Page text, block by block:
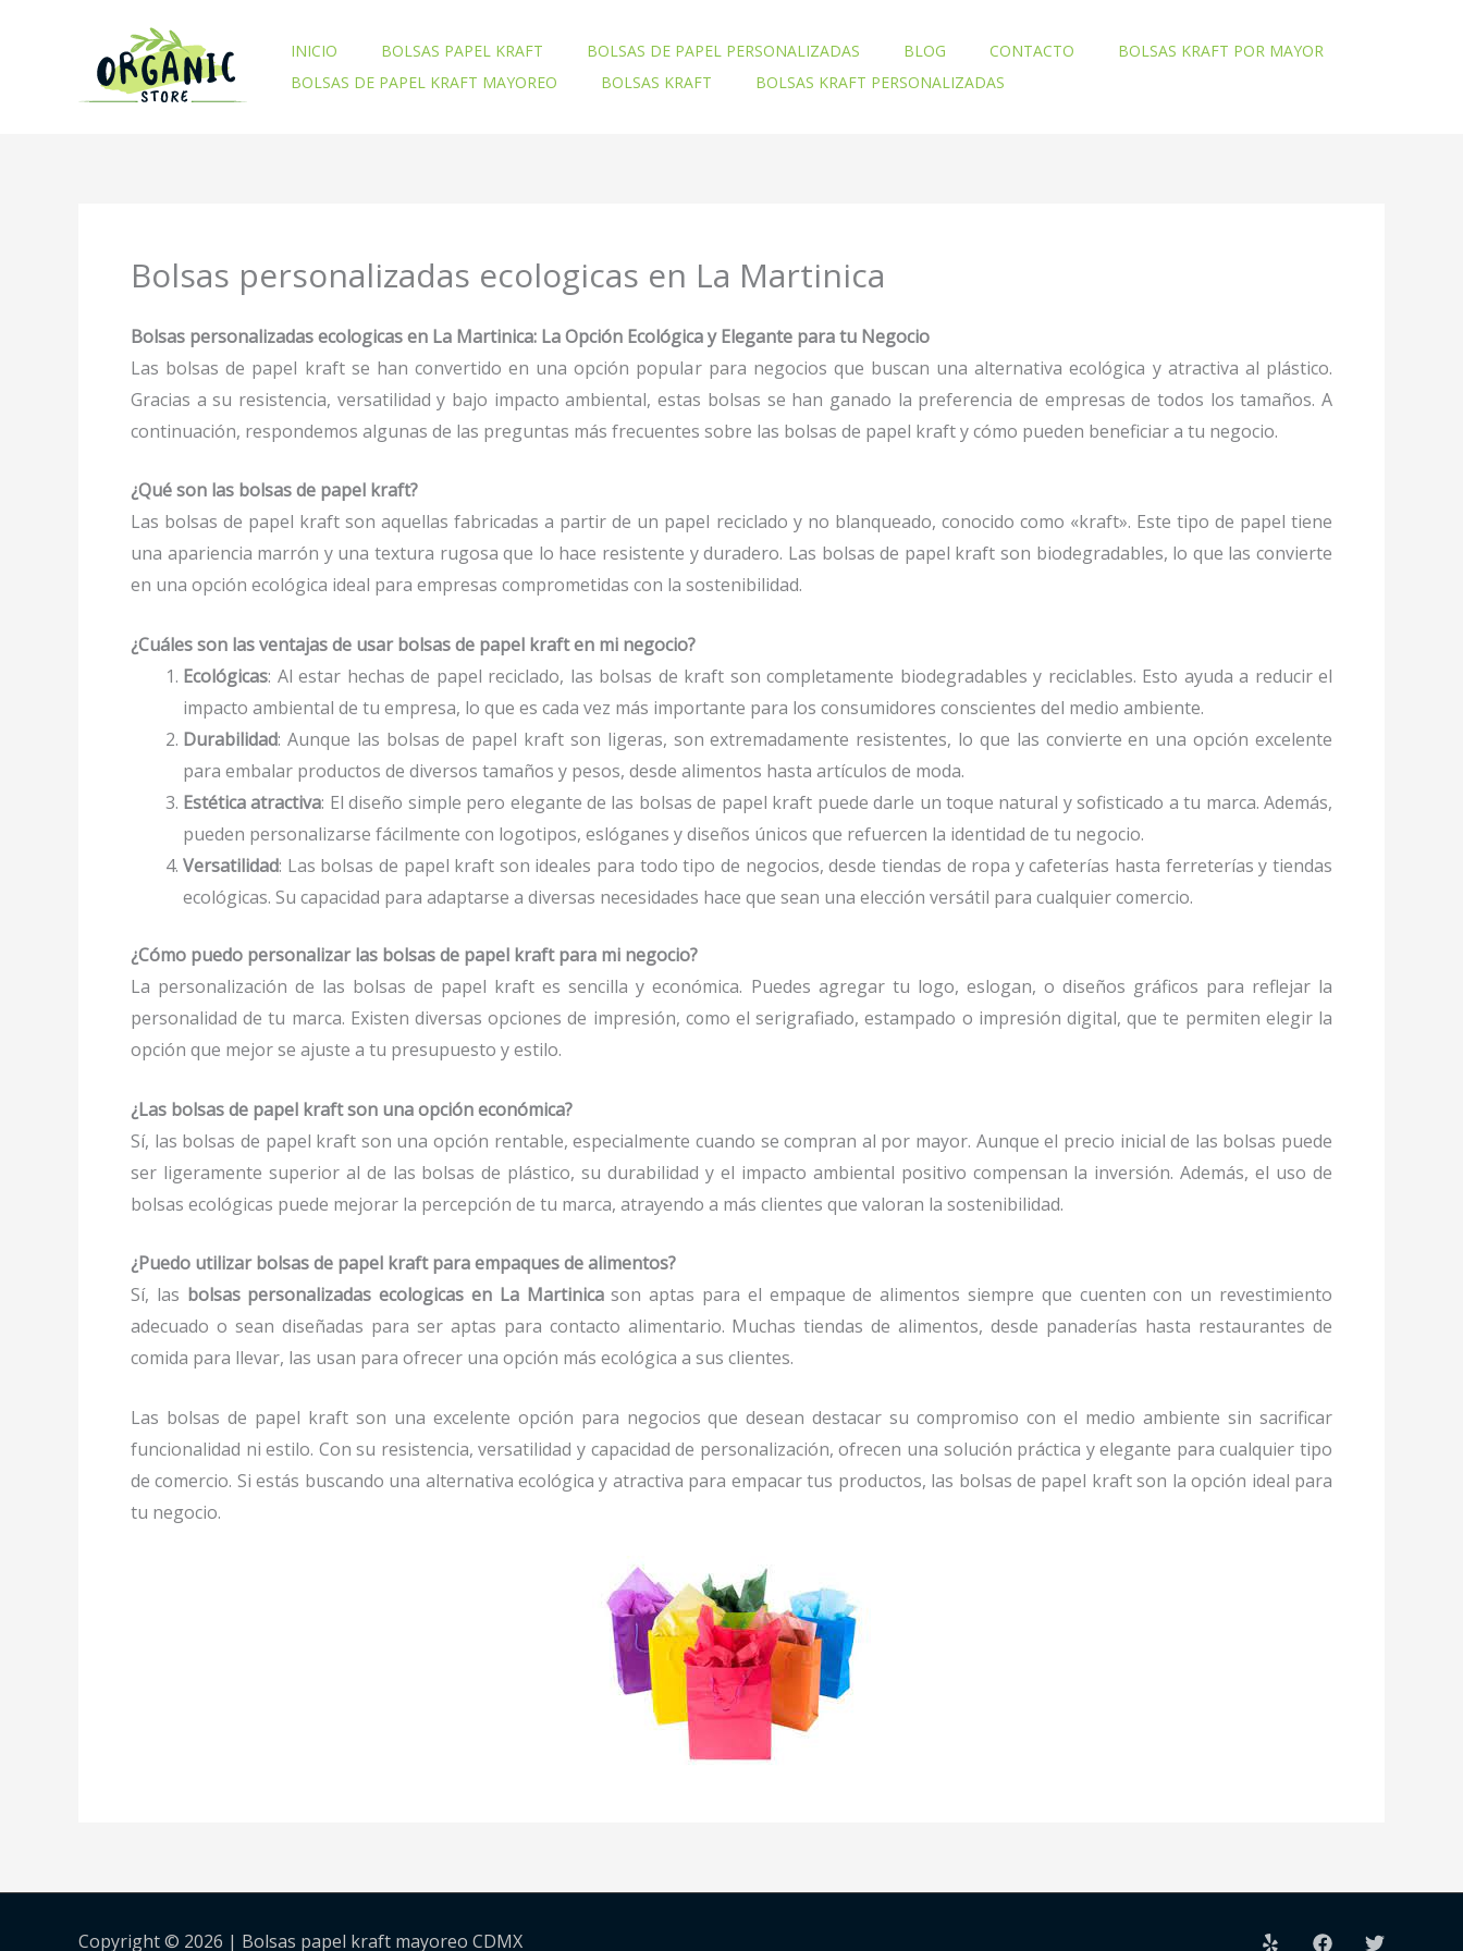
INICIO BOLSAS PAPEL KRAFT BOLSAS DE PAPEL PERSONALIZADAS BLOG CONTACTO
BOLSAS KRAFT POR MAYOR
BOLSAS DE PAPEL KRAFT MAYOREO
BOLSAS KRAFT BOLSAS KRAFT PERSONALIZADAS
Bolsas personalizadas ecologicas en La Martinica
Bolsas personalizadas ecologicas en La Martinica: La Opción Ecológica y Elegante para tu Negocio
Las bolsas de papel kraft se han convertido en una opción popular para negocios que buscan una alternativa ecológica y atractiva al plástico.
Gracias a su resistencia, versatilidad y bajo impacto ambiental, estas bolsas se han ganado la preferencia de empresas de todos los tamaños. A
continuación, respondemos algunas de las preguntas más frecuentes sobre las bolsas de papel kraft y cómo pueden beneficiar a tu negocio.
¿Qué son las bolsas de papel kraft?
Las bolsas de papel kraft son aquellas fabricadas a partir de un papel reciclado y no blanqueado, conocido como «kraft». Este tipo de papel tiene
una apariencia marrón y una textura rugosa que lo hace resistente y duradero. Las bolsas de papel kraft son biodegradables, lo que las convierte
en una opción ecológica ideal para empresas comprometidas con la sostenibilidad.
¿Cuáles son las ventajas de usar bolsas de papel kraft en mi negocio?
Ecológicas: Al estar hechas de papel reciclado, las bolsas de kraft son completamente biodegradables y reciclables. Esto ayuda a reducir el
impacto ambiental de tu empresa, lo que es cada vez más importante para los consumidores conscientes del medio ambiente.
Durabilidad: Aunque las bolsas de papel kraft son ligeras, son extremadamente resistentes, lo que las convierte en una opción excelente
para embalar productos de diversos tamaños y pesos, desde alimentos hasta artículos de moda.
Estética atractiva: El diseño simple pero elegante de las bolsas de papel kraft puede darle un toque natural y sofisticado a tu marca. Además,
pueden personalizarse fácilmente con logotipos, eslóganes y diseños únicos que refuercen la identidad de tu negocio.
Versatilidad: Las bolsas de papel kraft son ideales para todo tipo de negocios, desde tiendas de ropa y cafeterías hasta ferreterías y tiendas
ecológicas. Su capacidad para adaptarse a diversas necesidades hace que sean una elección versátil para cualquier comercio.
¿Cómo puedo personalizar las bolsas de papel kraft para mi negocio?
La personalización de las bolsas de papel kraft es sencilla y económica. Puedes agregar tu logo, eslogan, o diseños gráficos para reflejar la
personalidad de tu marca. Existen diversas opciones de impresión, como el serigrafiado, estampado o impresión digital, que te permiten elegir la
opción que mejor se ajuste a tu presupuesto y estilo.
¿Las bolsas de papel kraft son una opción económica?
Sí, las bolsas de papel kraft son una opción rentable, especialmente cuando se compran al por mayor. Aunque el precio inicial de las bolsas puede
ser ligeramente superior al de las bolsas de plástico, su durabilidad y el impacto ambiental positivo compensan la inversión. Además, el uso de
bolsas ecológicas puede mejorar la percepción de tu marca, atrayendo a más clientes que valoran la sostenibilidad.
¿Puedo utilizar bolsas de papel kraft para empaques de alimentos?
Sí, las bolsas personalizadas ecologicas en La Martinicason aptas para el empaque de alimentos siempre que cuenten con un revestimiento
adecuado o sean diseñadas para ser aptas para contacto alimentario. Muchas tiendas de alimentos, desde panaderías hasta restaurantes de
comida para llevar, las usan para ofrecer una opción más ecológica a sus clientes.
Las bolsas de papel kraft son una excelente opción para negocios que desean destacar su compromiso con el medio ambiente sin sacrificar
funcionalidad ni estilo. Con su resistencia, versatilidad y capacidad de personalización, ofrecen una solución práctica y elegante para cualquier tipo
de comercio. Si estás buscando una alternativa ecológica y atractiva para empacar tus productos, las bolsas de papel kraft son la opción ideal para
tu negocio.
Copyright © 2026 | Bolsas papel kraft mayoreo CDMX